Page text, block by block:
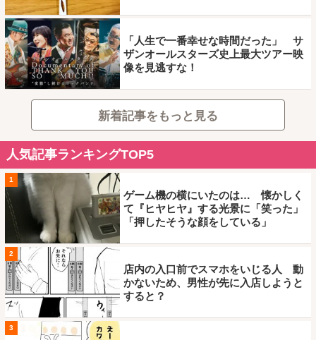
「人生で一番幸せな時間だった」 サ
ザンオールスターズ史上最大ツアー映
像を見逃すな！
新着記事をもっと見る
人気記事ランキングTOP5
1
ゲーム機の横にいたのは… 懐かしく
て『ヒヤヒヤ』する光景に「笑った」
「押したそうな顔をしている」
2
店内の入口前でスマホをいじる人 動
かないため、男性が先に入店しようと
すると？
3